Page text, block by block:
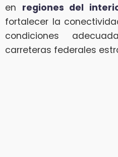
en regiones del
fortalecer la
condiciones
carreteras federales